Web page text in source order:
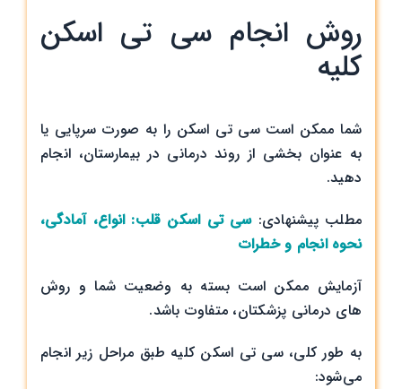
روش انجام سی تی اسکن
کلیه
شما ممکن است سی تی اسکن را به‌ صورت سرپایی یا
به ‌عنوان بخشی از روند درمانی در بیمارستان، انجام
دهید.
مطلب پیشنهادی:سی تی اسکن قلب: انواع، آمادگی،
نحوه انجام و خطرات
آزمایش ممکن است بسته به وضعیت شما و روش
های درمانی پزشکتان، متفاوت باشد.
به طور کلی، سی تی اسکن کلیه طبق مراحل زیر انجام
می‌شود: